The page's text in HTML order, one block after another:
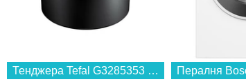
Тенджера Tefal G3285353 EXCELLENCE+ 28см...